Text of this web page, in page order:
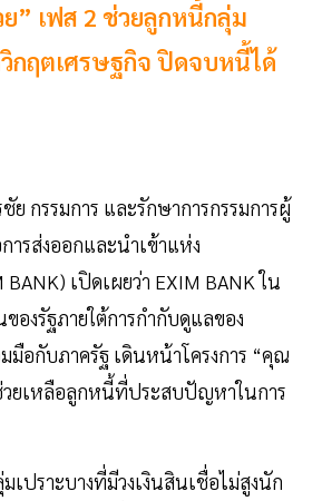
” เฟส 2 ช่วยลูกหนี้กลุ่ม
วิกฤตเศรษฐกิจ ปิดจบหนี้ได้
กรรมการ และรักษาการกรรมการผู้
ารส่งออกและนำเข้าแห่ง
เปิดเผยว่า EXIM BANK ใน
องรัฐภายใต้การกำกับดูแลของ
มมือกับภาครัฐ เดินหน้าโครงการ “คุณ
วยเหลือลูกหนี้ที่ประสบปัญหาในการ
เปราะบางที่มีวงเงินสินเชื่อไม่สูงนัก